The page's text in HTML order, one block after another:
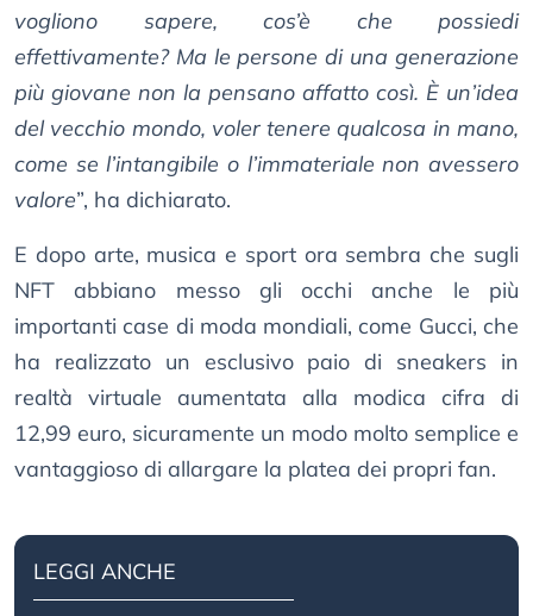
vogliono sapere, cos’è che possiedi
effettivamente? Ma le persone di una generazione
più giovane non la pensano affatto così. È un’idea
del vecchio mondo, voler tenere qualcosa in mano,
come se l’intangibile o l’immateriale non avessero
valore”, ha dichiarato.
E dopo arte, musica e sport ora sembra che sugli
NFT abbiano messo gli occhi anche le più
importanti case di moda mondiali, come Gucci, che
ha realizzato un esclusivo paio di sneakers in
realtà virtuale aumentata alla modica cifra di
12,99 euro, sicuramente un modo molto semplice e
vantaggioso di allargare la platea dei propri fan.
LEGGI ANCHE